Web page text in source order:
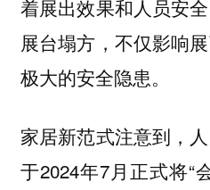
着展出效果和人员安
展台塌方，不仅影响
极大的安全隐患。
家居新范式注意到，
于2024年7月正式将“